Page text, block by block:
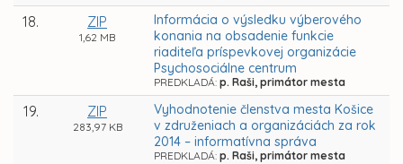
18. ZIP
1,62 MB
Informácia o výsledku výberového
konania na obsadenie funkcie
riaditeľa príspevkovej organizácie
Psychosociálne centrum
PREDKLADÁ: p. Raši, primátor mesta
19. ZIP
283,97 KB
Vyhodnotenie členstva mesta Košice
v združeniach a organizáciách za rok
2014 – informatívna správa
PREDKLADÁ: p. Raši, primátor mesta